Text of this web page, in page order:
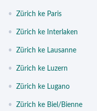
• Zürich ke Paris
• Zürich ke Interlaken
• Zürich ke Lausanne
• Zürich ke Luzern
• Zürich ke Lugano
• Zürich ke Biel/Bienne